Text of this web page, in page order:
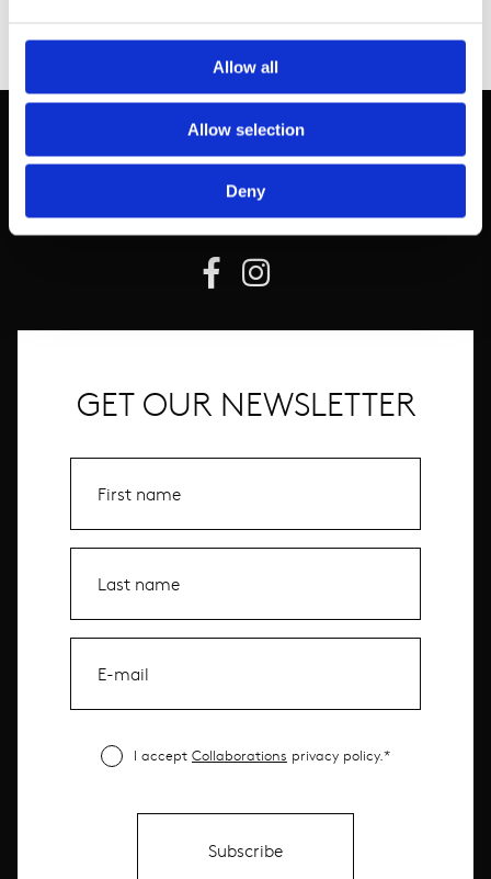
Allow all
Allow selection
Deny
GET OUR NEWSLETTER
I accept Collaborations privacy policy.*